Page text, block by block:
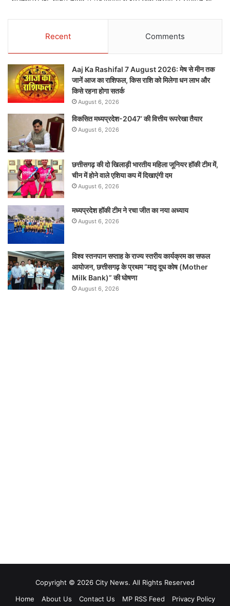
Recent Comments
Aaj Ka Rashifal 7 August 2026: मेष से मीन तक
जानें आज का राशिफल, किस राशि को मिलेगा धन लाभ और
किसे रहना होगा सतर्क
August 6, 2026
विकसित मध्यप्रदेश-2047’ की वित्तीय रूपरेखा तैयार
August 6, 2026
छत्तीसगढ़ की दो खिलाड़ी भारतीय महिला जूनियर हॉकी टीम में,
चीन में होने वाले एशिया कप में दिखाएंगी दम
August 6, 2026
मध्यप्रदेश हॉकी टीम ने रचा जीत का नया अध्याय
August 6, 2026
विश्व स्तनपान सप्ताह के राज्य स्तरीय कार्यक्रम का सफल
आयोजन, छत्तीसगढ़ के प्रथम “मातृ दूध कोष (Mother
Milk Bank)” की घोषणा
August 6, 2026
Copyright © 2026 City News. All Rights Reserved
Home
About Us Contact Us MP RSS Feed Privacy Policy